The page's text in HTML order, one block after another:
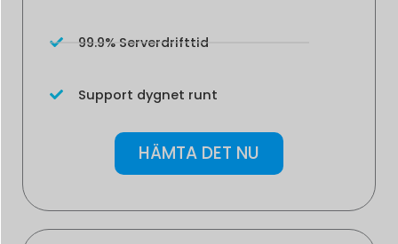
99.9% Serverdrifttid
Support dygnet runt
HÄMTA DET NU